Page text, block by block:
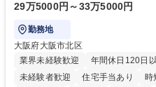
29万5000円～33万5000円
勤務地
大阪府大阪市北区
業界未経験歓迎
年間休日120日
未経験者歓迎
住宅手当あり 時